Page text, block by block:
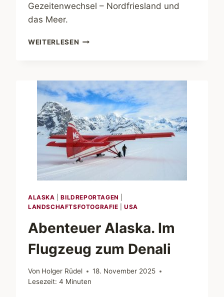
Gezeitenwechsel – Nordfriesland und
das Meer.
WEITERLESEN GEZEITENWECHSEL.
ALASKA |BILDREPORTAGEN
LANDSCHAFTSFOTOGRAFIE |USA
Abenteuer Alaska. Im
Flugzeug zum Denali
Von Holger Rüdel
18. November 2025
Lesezeit: 4 Minuten